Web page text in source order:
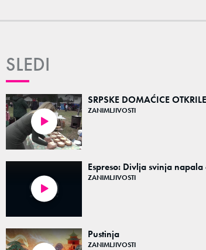
SLEDI
SRPSKE DOMAĆICE
ZANIMLJIVOSTI
Espreso: Divlja svinja napala
ZANIMLJIVOSTI
Pustinja
ZANIMLJIVOSTI